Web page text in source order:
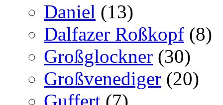
Daniel (13)
Dalfazer Roßkopf (8)
Großglockner (30)
Großvenediger (20)
Guffert (7)